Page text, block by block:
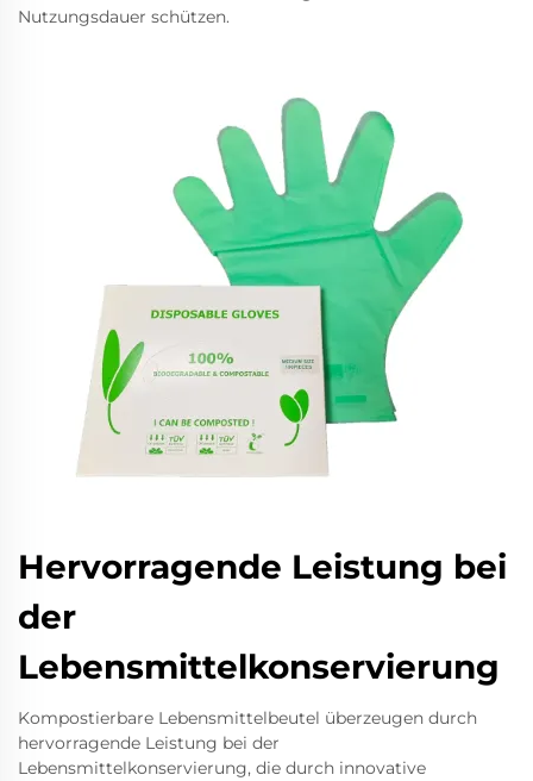
Nutzungsdauer schützen.
Hervorragende Leistung bei
der
Lebensmittelkonservierung
Kompostierbare Lebensmittelbeutel überzeugen durch
hervorragende Leistung bei der
Lebensmittelkonservierung, die durch innovative